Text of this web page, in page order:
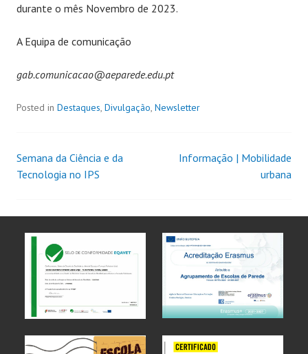
durante o mês Novembro de 2023.
A Equipa de comunicação
gab.comunicacao@aeparede.edu.pt
Posted in Destaques, Divulgação, Newsletter
Semana da Ciência e da
Tecnologia no IPS
Informação | Mobilidade
urbana